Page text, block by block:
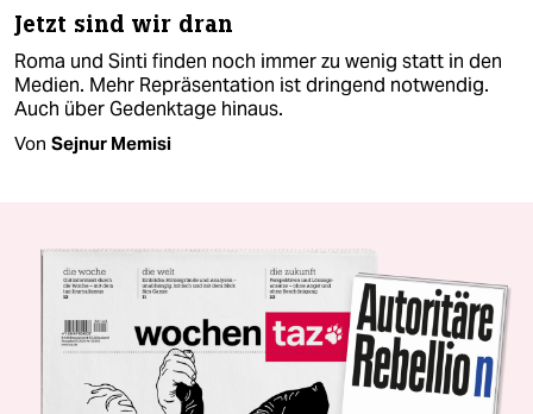
Jetzt sind wir dran
Roma und Sinti finden noch immer zu wenig statt in den
Medien. Mehr Repräsentation ist dringend notwendig.
Auch über Gedenktage hinaus.
Von Sejnur Memisi